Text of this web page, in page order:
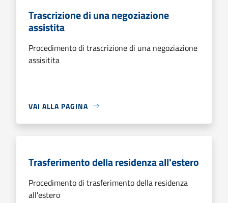
Trascrizione di una negoziazione
assistita
Procedimento di trascrizione di una negoziazione
assisitita
VAI ALLA PAGINA
Trasferimento della residenza all'estero
Procedimento di trasferimento della residenza
all'estero